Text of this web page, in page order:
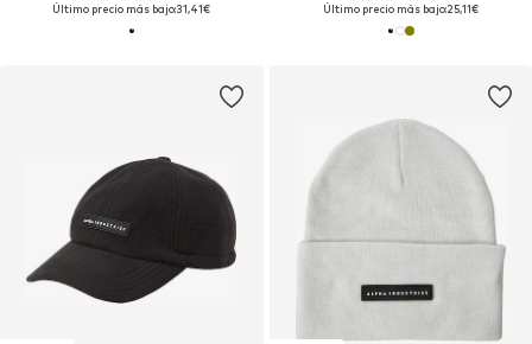
Último precio más bajo:31,41€
Último precio más bajo:25,11€